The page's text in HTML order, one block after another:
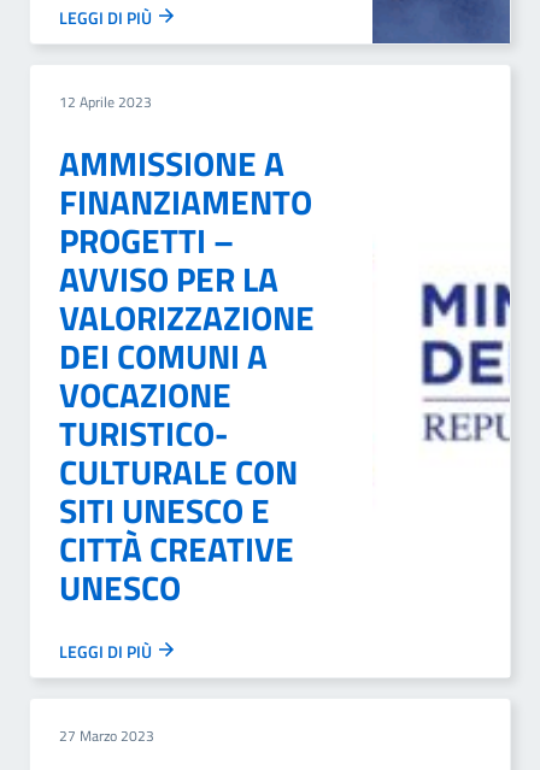
LEGGI DI PIÙ
12 Aprile 2023
AMMISSIONE A
FINANZIAMENTO
PROGETTI –
AVVISO PER LA
VALORIZZAZIONE
DEI COMUNI A
VOCAZIONE
TURISTICO-
CULTURALE CON
SITI UNESCO E
CITTÀ CREATIVE
UNESCO
LEGGI DI PIÙ
27 Marzo 2023